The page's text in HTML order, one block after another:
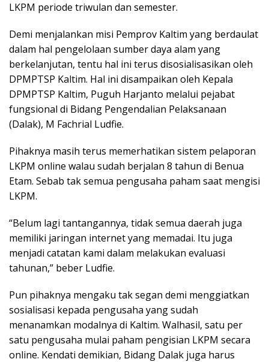
LKPM periode triwulan dan semester.
Demi menjalankan misi Pemprov Kaltim yang berdaulat
dalam hal pengelolaan sumber daya alam yang
berkelanjutan, tentu hal ini terus disosialisasikan oleh
DPMPTSP Kaltim. Hal ini disampaikan oleh Kepala
DPMPTSP Kaltim, Puguh Harjanto melalui pejabat
fungsional di Bidang Pengendalian Pelaksanaan
(Dalak), M Fachrial Ludfie.
Pihaknya masih terus memerhatikan sistem pelaporan
LKPM online walau sudah berjalan 8 tahun di Benua
Etam. Sebab tak semua pengusaha paham saat mengisi
LKPM.
“Belum lagi tantangannya, tidak semua daerah juga
memiliki jaringan internet yang memadai. Itu juga
menjadi catatan kami dalam melakukan evaluasi
tahunan,” beber Ludfie.
Pun pihaknya mengaku tak segan demi menggiatkan
sosialisasi kepada pengusaha yang sudah
menanamkan modalnya di Kaltim. Walhasil, satu per
satu pengusaha mulai paham pengisian LKPM secara
online. Kendati demikian, Bidang Dalak juga harus